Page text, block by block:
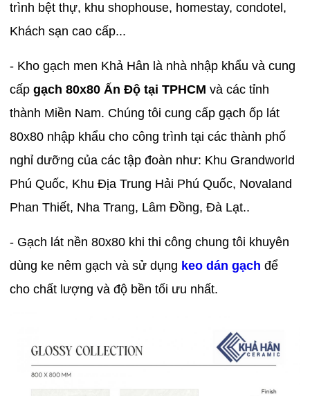
trình bệt thự, khu shophouse, homestay, condotel,
Khách sạn cao cấp...
- Kho gạch men Khả Hân là nhà nhập khẩu và cung
cấpgạch 80x80 Ấn Độ tại TPHCM và các tỉnh
thành Miền Nam. Chúng tôi cung cấp gạch ốp lát
80x80 nhập khẩu cho công trình tại các thành phố
nghỉ dưỡng của các tập đoàn như: Khu Grandworld
Phú Quốc, Khu Địa Trung Hải Phú Quốc, Novaland
Phan Thiết, Nha Trang, Lâm Đồng, Đà Lạt..
- Gạch lát nền 80x80 khi thi công chung tôi khuyên
dùng ke nêm gạch và sử dụng keo dán gạch để
cho chất lượng và độ bền tối ưu nhất.